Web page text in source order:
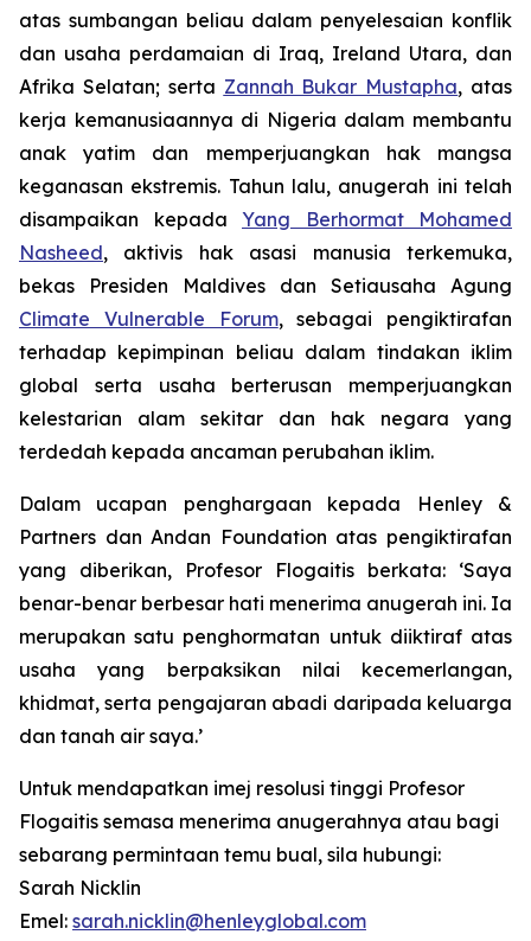
atas sumbangan beliau dalam penyelesaian konflik
dan usaha perdamaian di Iraq, Ireland Utara, dan
Afrika Selatan; serta Zannah Bukar Mustapha, atas
kerja kemanusiaannya di Nigeria dalam membantu
anak yatim dan memperjuangkan hak mangsa
keganasan ekstremis. Tahun lalu, anugerah ini telah
disampaikan kepada Yang Berhormat Mohamed
Nasheed, aktivis hak asasi manusia terkemuka,
bekas Presiden Maldives dan Setiausaha Agung
Climate Vulnerable Forum, sebagai pengiktirafan
terhadap kepimpinan beliau dalam tindakan iklim
global serta usaha berterusan memperjuangkan
kelestarian alam sekitar dan hak negara yang
terdedah kepada ancaman perubahan iklim.
Dalam ucapan penghargaan kepada Henley &
Partners dan Andan Foundation atas pengiktirafan
yang diberikan, Profesor Flogaitis berkata: ‘Saya
benar-benar berbesar hati menerima anugerah ini. Ia
merupakan satu penghormatan untuk diiktiraf atas
usaha yang berpaksikan nilai kecemerlangan,
khidmat, serta pengajaran abadi daripada keluarga
dan tanah air saya.’
Untuk mendapatkan imej resolusi tinggi Profesor
Flogaitis semasa menerima anugerahnya atau bagi
sebarang permintaan temu bual, sila hubungi:
Sarah Nicklin
Emel: sarah.nicklin@henleyglobal.com